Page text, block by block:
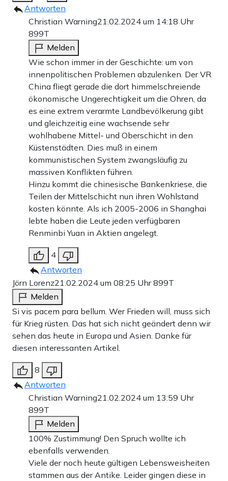
Verbündeten Australien im Rahmen des AUKUS-
Bündnisses, die erst in den „frühen 40ern“ ankommen
Für China wird es so zum Rennen gegen die Zeit: Lieber
jetzt zuschlagen, bevor der Vorsprung verloren geht,
wenn die USA verschlafene Entwicklungen nachholen.
Ähnlich agierten die Japaner gegenüber den USA und
Nazi-Deutschland gegenüber den Alliierten im Zweiten
Weltkrieg.
DEN VORSPRUNG NUTZEN
China mag nicht so eine große Flugzeugträgerflotte haben
wie die USA (nur drei Stück), aber Peking verfügt jetzt
schon über die weltweit größte Marine. Währenddessen
sind große Teile der US-Flotte quer über die Welt
verstreut, während China sind im West-Pazifik
konzentriert – gerade in einem schnellen, dynamischen
Krieg ein massiver strategischer Vorteil. Zudem hat
Peking eine der modernsten Flotten der Welt. Die Hälfte
der US-Flugzeugträger etwa kommt aus den 70ern oder
80er Jahren. Viele von Chinas Schiffen wurden frisch in
den letzten Jahren gebaut – im Rekordtempo. Beim Bau
neuer Kriegsschiffe ist das Land den USA um das 230-
Fache überlegen, wie interne Dokumente des US-
Marinegeheimdienstes zeigen.
Werbung
Antworten
Christian Warning21.02.2024 um 14:18 Uhr
899T
Melden
Wie schon immer in der Geschichte: um von
innenpolitischen Problemen abzulenken. Der VR
China fliegt gerade die dort himmelschreiende
ökonomische Ungerechtigkeit um die Ohren, da
es eine extrem verarmte Landbevölkerung gibt
und gleichzeitig eine wachsende sehr
wohlhabene Mittel- und Oberschicht in den
Küstenstädten. Dies muß in einem
kommunistischen System zwangsläufig zu
massiven Konflikten führen.
Hinzu kommt die chinesische Bankenkriese, die
Teilen der Mittelschicht nun ihren Wohlstand
kosten könnte. Als ich 2005-2006 in Shanghai
lebte haben die Leute jeden verfügbaren
Renminbi Yuan in Aktien angelegt.
4
Antworten
Jörn Lorenz21.02.2024 um 08:25 Uhr899T
Melden
Si vis pacem para bellum. Wer Frieden will, muss sich
für Krieg rüsten. Das hat sich nicht geändert denn wir
sehen das heute in Europa und Asien. Danke für
diesen interessanten Artikel.
8
Antworten
Christian Warning21.02.2024 um 13:59 Uhr
899T
Melden
100% Zustimmung! Den Spruch wollte ich
ebenfalls verwenden.
Viele der noch heute gültigen Lebensweisheiten
stammen aus der Antike. Leider gingen diese in